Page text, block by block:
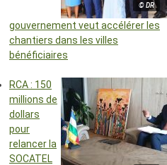
© DR
gouvernement veut accélérer les
chantiers dans les villes
bénéficiaires
RCA : 150
millions de
dollars
pour
relancer la
SOCATEL